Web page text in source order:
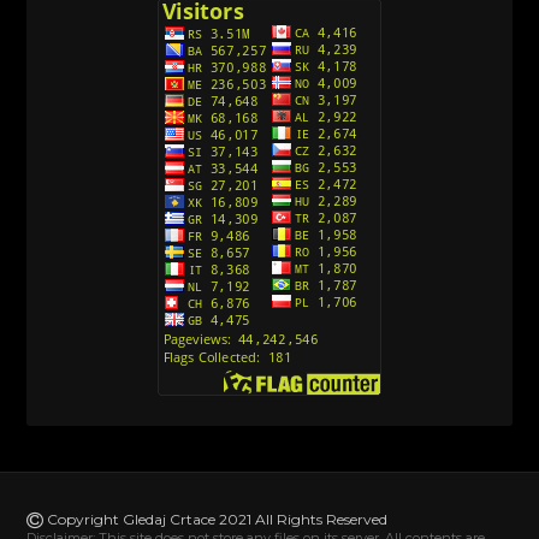
Avanture Kida Opasnost (Sinhronizovano na
Action Man (Sinhronizovano na Hrvatski)
Action Man (2000) Sinhronizovano na Hrvatski
Andjeoski Prijatelji (Sinhronizovano na Srpski)
Ajkuca (Sharkdog) Sinhronizovano na Srpski
Alvin i veverice (Alvinnn!!! And the Chipmunks)
Sinhronizovano na Srpski
Avanture Mačka u čizmama (Sinhronizovano na
[78]
Copyright Gledaj Crtace 2021 All Rights Reserved